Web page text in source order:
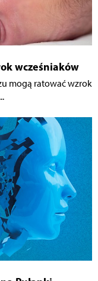
wcześniaków
mogą ratować wzrok